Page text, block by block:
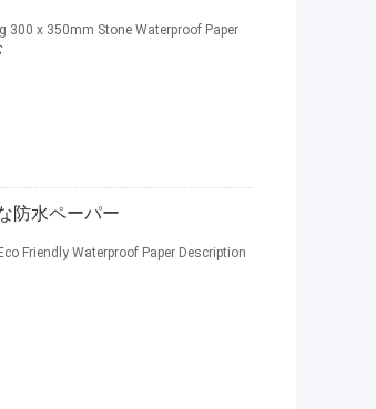
300 x 350mm Stone Waterproof Paper
防水ペーパー
Friendly Waterproof Paper Description